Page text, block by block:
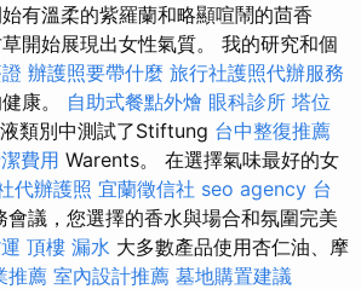
有溫柔的紫羅蘭和略顯喧鬧的茴香
開始展現出女性氣質。 我的研究和個
辦護照要帶什麼 旅行社護照代辦服務
康。 自助式餐點外燴 眼科診所 塔位
類別中測試了Stiftung 台中整復推薦
費用 Warents。 在選擇氣味最好的女
代辦護照 宜蘭徵信社 seo agency 台
議，您選擇的香水與場合和氛圍完美
頂樓 漏水 大多數產品使用杏仁油、摩
推薦 室內設計推薦 墓地購置建議